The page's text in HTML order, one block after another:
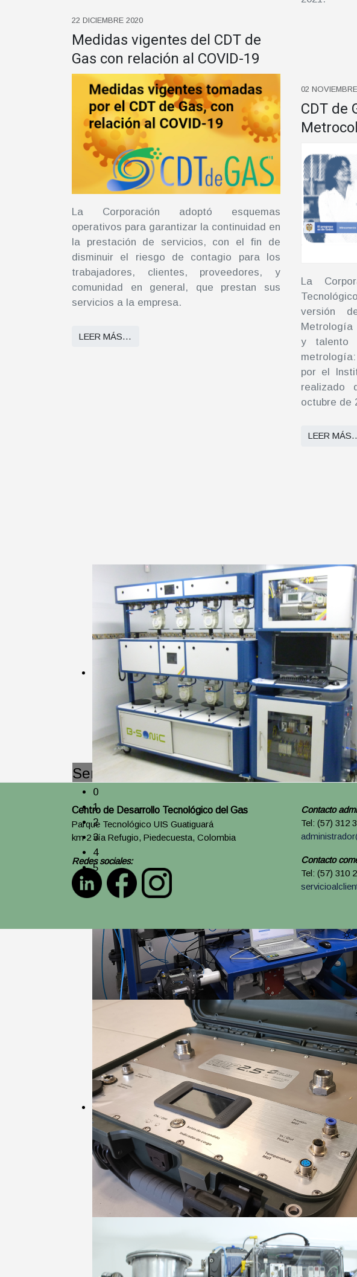
Servicios de calibración acreditados
0
1
2
3
4
5
6
22 DICIEMBRE 2020
Medidas vigentes del CDT de
Gas con relación al COVID-19
La Corporación adoptó esquemas
operativos para garantizar la continuidad en
la prestación de servicios, con el fin de
disminuir el riesgo de contagio para los
trabajadores, clientes, proveedores, y
comunidad en general, que prestan sus
servicios a la empresa.
LEER MÁS…
02
CDT de
La
versión
Metrología
y talento
por el
realizado
octubre de
LEER
B-Sonic
Banco de calibración de medidores residenciales de
con toberas críticas como patrón.
Banco de calibración de medidores residenciales de
con medidor rotativo y elementos de flujo laminar como
patrones.
Banco de verificación de medidores residenciales de
Centro de Desarrollo Tecnológico del Gas
Parque Tecnológico UIS Guatiguará
km 2 vía Refugio, Piedecuesta, Colombia
Redes sociales:
Contacto
Tel: (57) 312
Contacto
Tel: (57) 310